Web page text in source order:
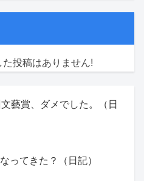
投稿はありません!
藝賞、ダメでした。（日
ってきた？（日記）